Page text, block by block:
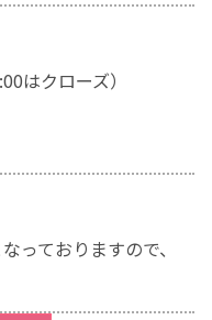
はクローズ）
っておりますので、